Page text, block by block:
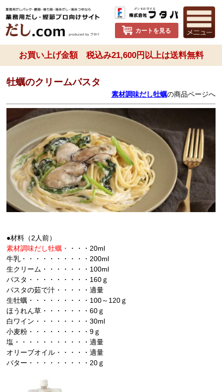
カートを見る
お買い上げ金額 税込み21,600円以上は送料無料
牡蠣のクリームパスタ
素材調味だし牡蠣の商品ページへ
●材料（2人前）
素材調味だし牡蠣・
・・・20ml
牛乳・・・・・・・・・・200ml
生クリーム・・・・・・・100ml
パスタ・・・・・・・・・160ｇ
パスタの茹で汁・・・・・適量
生牡蠣・・・・・・・・・100～120ｇ
ほうれん草・・・・・・・60ｇ
白ワイン・・・・・・・・30ml
小麦粉・・・・・・・・・9ｇ
塩・・・・・・・・・・・適量
オリーブオイル・・・・・適量
バター・・・・・・・・・20ｇ